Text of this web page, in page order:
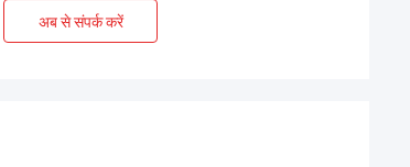
अब से संपर्क करें